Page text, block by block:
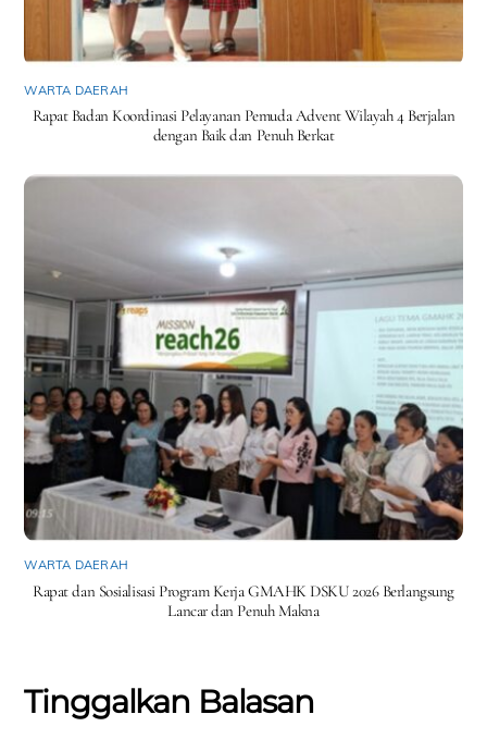
WARTA DAERAH
Rapat Badan Koordinasi Pelayanan Pemuda Advent Wilayah 4 Berjalan
dengan Baik dan Penuh Berkat
WARTA DAERAH
Rapat dan Sosialisasi Program Kerja GMAHK DSKU 2026 Berlangsung
Lancar dan Penuh Makna
Tinggalkan Balasan